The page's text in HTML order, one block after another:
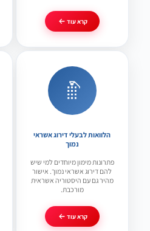
קרא עוד
הלוואות לבעלי דירוג אשראי
נמוך
פתרונות מימון מיוחדים למי שיש
להם דירוג אשראי נמוך. אישור
מהיר גם עם היסטוריה אשראית
מורכבת.
קרא עוד